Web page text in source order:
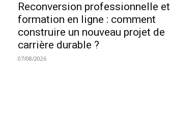
Reconversion professionnelle et
formation en ligne : comment
construire un nouveau projet de
carrière durable ?
07/08/2026